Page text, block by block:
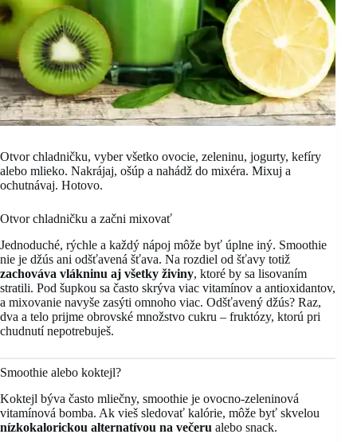
Otvor chladničku, vyber všetko ovocie, zeleninu, jogurty, kefíry
alebo mlieko. Nakrájaj, ošúp a nahádž do mixéra. Mixuj a
ochutnávaj. Hotovo.
Otvor chladničku a začni mixovať
Jednoduché, rýchle a každý nápoj môže byť úplne iný. Smoothie
nie je džús ani odšťavená šťava. Na rozdiel od šťavy totiž
zachováva vlákninu aj všetky živiny, ktoré by sa lisovaním
stratili. Pod šupkou sa často skrýva viac vitamínov a antioxidantov,
a mixovanie navyše zasýti omnoho viac. Odšťavený džús? Raz,
dva a telo prijme obrovské množstvo cukru – fruktózy, ktorú pri
chudnutí nepotrebuješ.
Smoothie alebo koktejl?
Koktejl býva často mliečny, smoothie je ovocno-zeleninová
vitamínová bomba. Ak vieš sledovať kalórie, môže byť skvelou
nízkokalorickou alternatívou na večeru alebo snack.